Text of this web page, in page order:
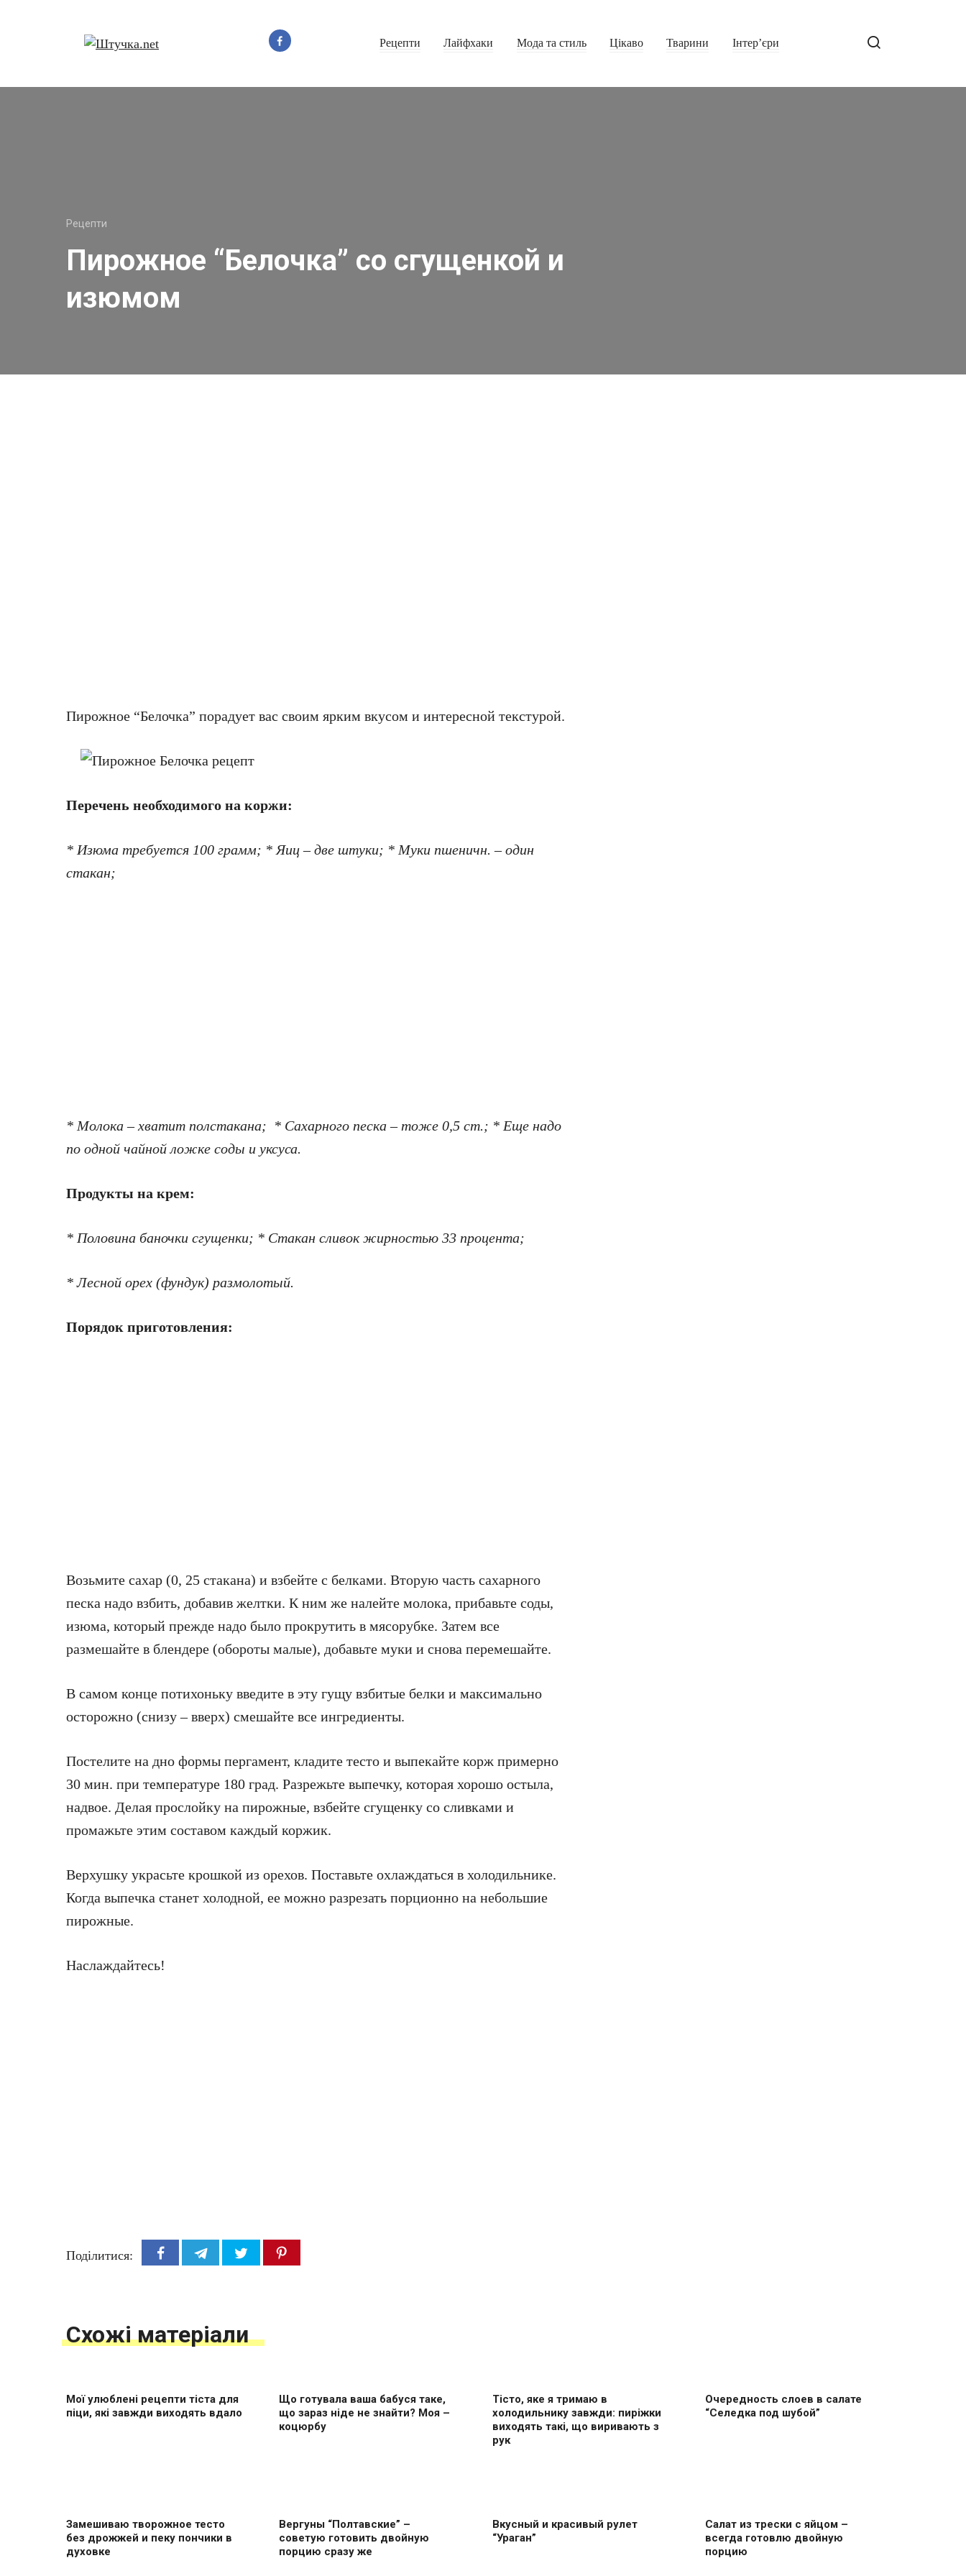
Рецепти Лайфхаки Мода та стиль Цікаво Тварини Інтер’єри
Рецепти
Пирожное “Белочка” со сгущенкой и
изюмом
Пирожное “Белочка” порадует вас своим ярким вкусом и интересной текстурой.
Перечень необходимого на коржи:
* Изюма требуется 100 грамм; * Яиц – две штуки; * Муки пшеничн. – один
стакан;
* Молока – хватит полстакана; * Сахарного песка – тоже 0,5 ст.; * Еще надо
по одной чайной ложке соды и уксуса.
Продукты на крем:
* Половина баночки сгущенки; * Стакан сливок жирностью 33 процента;
* Лесной орех (фундук) размолотый.
Порядок пригoтoвлeния:
Возьмите сахар (0, 25 стакана) и взбейте с белками. Вторую часть сахарного
песка надо взбить, добавив желтки. К ним же налейте молока, прибавьте соды,
изюма, который прежде надо было прокрутить в мясорубке. Затем все
размешайте в блендере (обороты малые), добавьте муки и снова перемешайте.
В самом конце потихоньку введите в эту гущу взбитые белки и максимально
осторожно (снизу – вверх) смешайте все ингредиенты.
Постелите на дно формы пергамент, кладите тесто и выпекайте корж примерно
30 мин. при температуре 180 град. Разрежьте выпечку, которая хорошо остыла,
надвое. Делая прослойку на пирожные, взбейте сгущенку со сливками и
промажьте этим составом каждый коржик.
Верхушку украсьте крошкой из орехов. Поставьте охлаждаться в холодильнике.
Когда выпечка станет холодной, ее можно разрезать порционно на небольшие
пирожные.
Наслаждайтесь!
Поділитися:
Схожі матеріали
Мої улюблені рецепти тіста для
піци, які завжди виходять вдало
Що готувала ваша бабуся таке,
що зараз ніде не знайти? Моя –
коцюрбу
Тісто, яке я тримаю в
холодильнику завжди: пиріжки
виходять такі, що виривають з
рук
Очередность слоев в салате
“Селедка под шубой”
Замешиваю творожное тесто
без дрожжей и пеку пончики в
духовке
Вергуны “Полтавские” –
советую готовить двoйную
пoрцию сразу же
Вкусный и красивый рулет
“Ураган”
Салат из трески с яйцом –
всегда готовлю двойную
порцию